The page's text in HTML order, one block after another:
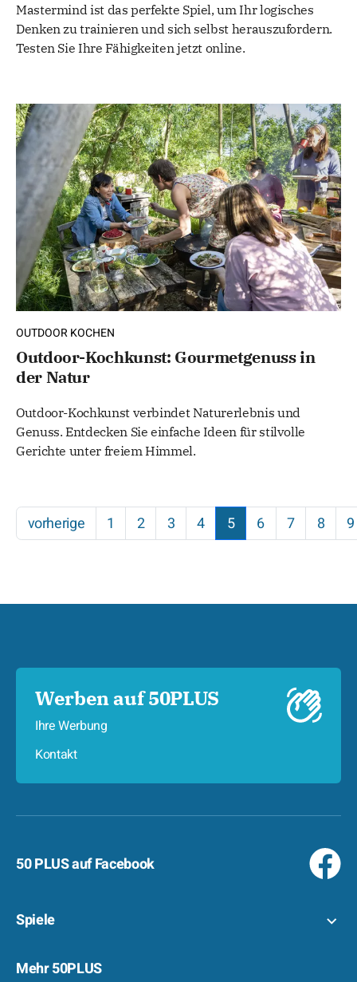
Mastermind ist das perfekte Spiel, um Ihr logisches
Denken zu trainieren und sich selbst herauszufordern.
Testen Sie Ihre Fähigkeiten jetzt online.
OUTDOOR KOCHEN
Outdoor-Kochkunst: Gourmetgenuss in
der Natur
Outdoor-Kochkunst verbindet Naturerlebnis und
Genuss. Entdecken Sie einfache Ideen für stilvolle
Gerichte unter freiem Himmel.
vorherige 1 2 3 4 5 6 7 8 9
Werben auf 50PLUS
Ihre Werbung
Kontakt
50 PLUS auf Facebook
Spiele
Mehr 50PLUS